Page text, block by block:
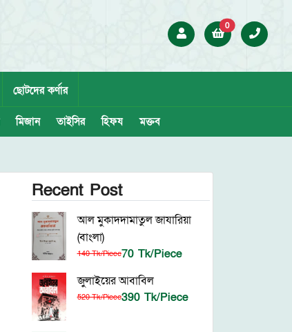
0
ছোটদের কর্ণার
মিজান তাইসির হিফয মক্তব
Recent Post
আল মুকাদদামাতুল জাযারিয়া
(বাংলা)
140 Tk/Piece70 Tk/Piece
জুলাইয়ের আবাবিল
520 Tk/Piece390 Tk/Piece